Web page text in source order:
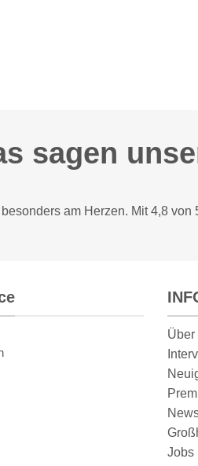
sagen
am Herzen. Mit 4,8
Über
Jobs